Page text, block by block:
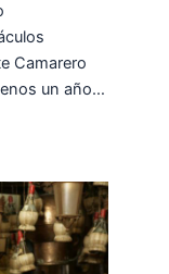
Camarero
un año…